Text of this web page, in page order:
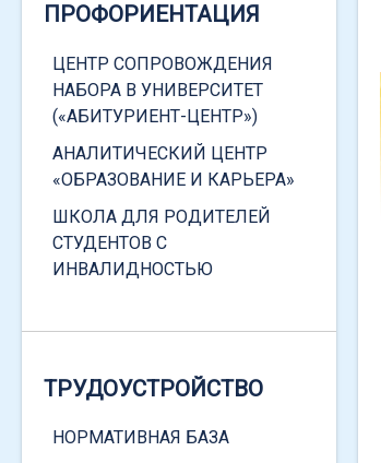
ДОКУМЕНТЫ
ФЕДЕРАЛЬНОЕ
ЗАКОНОДАТЕЛЬСТВО
ПОДДЕРЖКЕ МОЛОДЫХ
ЗАКОНОДАТЕЛЬСТВО
ЗАКОНОДАТЕЛЬСТВО
ПРОФОРИЕНТАЦИЯ
ЦЕНТР СОПРОВОЖДЕНИЯ
НАБОРА В УНИВЕРСИТЕТ
(«АБИТУРИЕНТ-ЦЕНТР»)
АНАЛИТИЧЕСКИЙ ЦЕНТР
«ОБРАЗОВАНИЕ И КАРЬЕРА»
ШКОЛА ДЛЯ РОДИТЕЛЕЙ
СТУДЕНТОВ С
ИНВАЛИДНОСТЬЮ
ТРУДОУСТРОЙСТВО
НОРМАТИВНАЯ БАЗА